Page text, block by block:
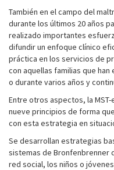
También en el campo del
durante los últimos 20 años
realizado importantes
difundir un enfoque clínico
práctica en los servicios de
con aquellas familias que han
o durante varios años y
Entre otros aspectos, la MST-
nueve principios de forma
con esta estrategia en
Se desarrollan estrategias
sistemas de Bronfenbrenner
red social, los niños o